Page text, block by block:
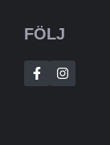
FÖLJ